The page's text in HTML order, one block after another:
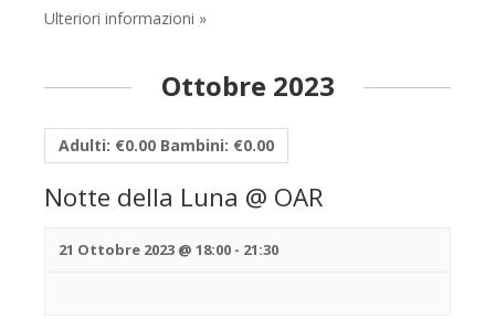
Ulteriori informazioni »
Ottobre 2023
Adulti: €0.00 Bambini: €0.00
Notte della Luna @ OAR
21 Ottobre 2023 @ 18:00 - 21:30